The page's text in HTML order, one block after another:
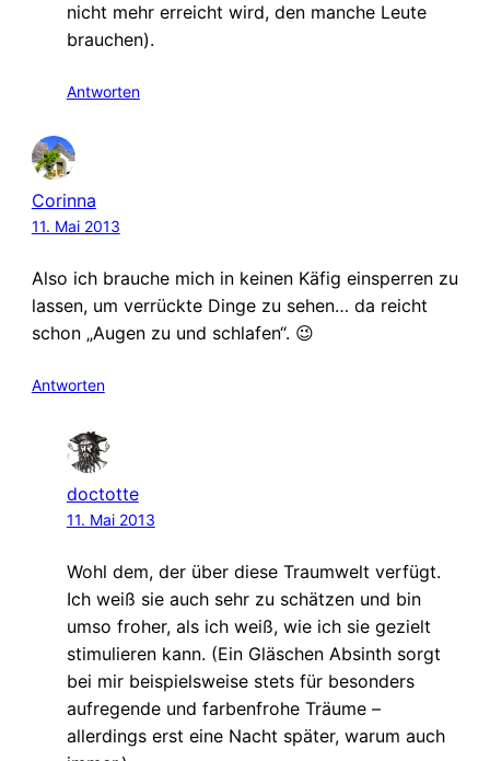
nicht mehr erreicht wird, den manche Leute
brauchen).
Antworten
Corinna
11. Mai 2013
Also ich brauche mich in keinen Käfig einsperren zu
lassen, um verrückte Dinge zu sehen… da reicht
schon „Augen zu und schlafen“. 😉
Antworten
doctotte
11. Mai 2013
Wohl dem, der über diese Traumwelt verfügt.
Ich weiß sie auch sehr zu schätzen und bin
umso froher, als ich weiß, wie ich sie gezielt
stimulieren kann. (Ein Gläschen Absinth sorgt
bei mir beispielsweise stets für besonders
aufregende und farbenfrohe Träume –
allerdings erst eine Nacht später, warum auch